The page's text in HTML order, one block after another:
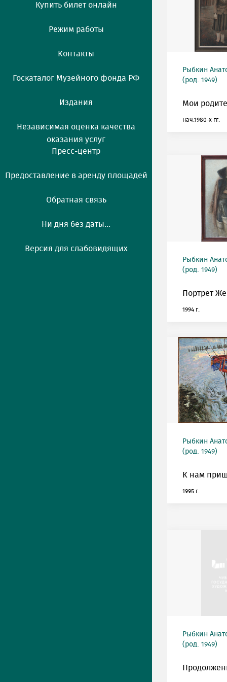
Купить билет онлайн
Режим работы
Контакты
Госкаталог Музейного фонда РФ
Издания
Независимая оценка качества
оказания услуг
Пресс-центр
Предоставление в аренду площадей
Обратная связь
Ни дня без даты...
Версия для слабовидящих
Рыбкин
(род. 1949)
Мои
нач.1980-х гг.
Рыбкин
(род. 1949)
Портрет
1994 г.
Рыбкин
(род. 1949)
К нам
1995 г.
Рыбкин
(род. 1949)